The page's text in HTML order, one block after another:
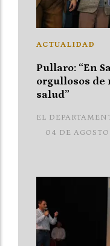
Pullaro: “En
orgullosos de
salud”
EL
ACTUALIDAD
04 DE